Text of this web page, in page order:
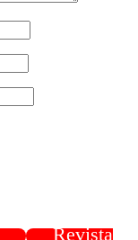
Revista